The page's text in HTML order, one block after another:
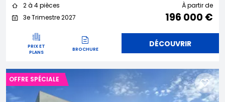
2 à 4 pièces
3e Trimestre 2027
À partir de
196 000 €
PRIX ET
PLANS
BROCHURE
DÉCOUVRIR
OFFRE SPÉCIALE